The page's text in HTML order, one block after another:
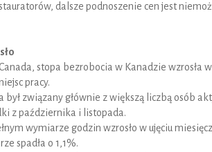
dalsze podnoszenie cen jest
stopa bezrobocia w Kanadzie wzrosła
pracy.
był związany głównie z większą liczbą osób
z października i listopada.
wymiarze godzin wzrosło w ujęciu
spadła o 1,1%.